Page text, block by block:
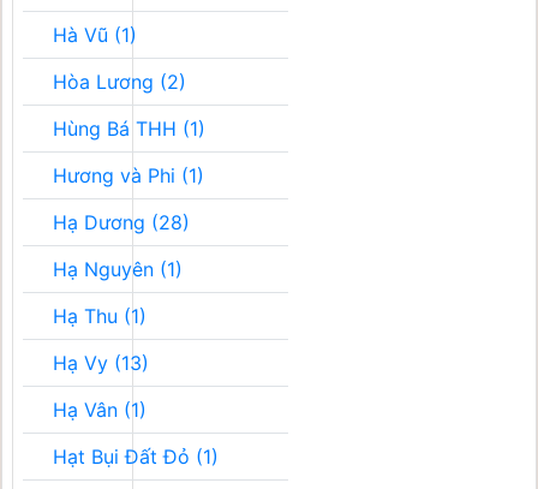
Hà Vũ (1)
Hòa Lương (2)
Hùng Bá THH (1)
Hương và Phi (1)
Hạ Dương (28)
Hạ Nguyên (1)
Hạ Thu (1)
Hạ Vy (13)
Hạ Vân (1)
Hạt Bụi Đất Đỏ (1)